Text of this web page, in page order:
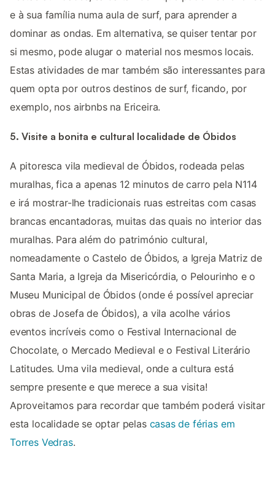
e à sua família numa aula de surf, para aprender a
dominar as ondas. Em alternativa, se quiser tentar por
si mesmo, pode alugar o material nos mesmos locais.
Estas atividades de mar também são interessantes para
quem opta por outros destinos de surf, ficando, por
exemplo, nos airbnbs na Ericeira.
5. Visite a bonita e cultural localidade de Óbidos
A pitoresca vila medieval de Óbidos, rodeada pelas
muralhas, fica a apenas 12 minutos de carro pela N114
e irá mostrar-lhe tradicionais ruas estreitas com casas
brancas encantadoras, muitas das quais no interior das
muralhas. Para além do património cultural,
nomeadamente o Castelo de Óbidos, a Igreja Matriz de
Santa Maria, a Igreja da Misericórdia, o Pelourinho e o
Museu Municipal de Óbidos (onde é possível apreciar
obras de Josefa de Óbidos), a vila acolhe vários
eventos incríveis como o Festival Internacional de
Chocolate, o Mercado Medieval e o Festival Literário
Latitudes. Uma vila medieval, onde a cultura está
sempre presente e que merece a sua visita!
Aproveitamos para recordar que também poderá visitar
esta localidade se optar pelas casas de férias em
Torres Vedras.